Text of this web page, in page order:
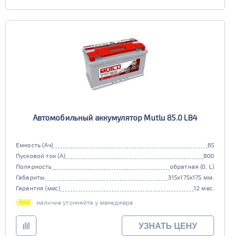
Автомобильный аккумулятор Mutlu 85.0 LB4
Емкость (Ач)
85
Пусковой ток (А)
800
Полярность
обратная (0, L)
Габариты
315x175x175 мм.
Гарантия (мес)
12 мес.
наличие уточняйте у менеджера
УЗНАТЬ ЦЕНУ